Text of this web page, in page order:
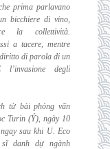
prima parlavano
bicchiere di vino,
la collettività.
a tacere, mentre
di parola di un
l’invasione degli
từ bài phỏng vấn
Turin (Ý), ngày 10
sau khi U. Eco
danh dự ngành